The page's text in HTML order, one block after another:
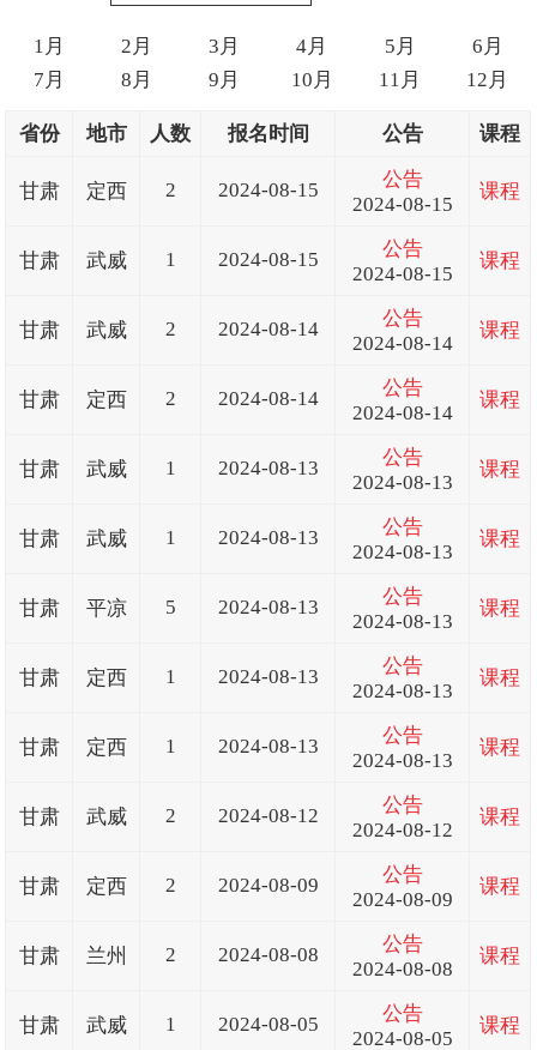
1月 2月 3月 4月 5月
6月
7月
8月 9月 10月 11月 12月
省份 地市 人数 报名时间 公告 课程
甘肃 定西 2 2024-08-15
公告
2024-08-15
课程
甘肃 武威 1 2024-08-15
公告
2024-08-15
课程
甘肃 武威 2 2024-08-14
公告
2024-08-14
课程
甘肃 定西 2 2024-08-14
公告
2024-08-14
课程
甘肃 武威 1 2024-08-13
公告
2024-08-13
课程
甘肃 武威 1 2024-08-13
公告
2024-08-13
课程
甘肃 平凉 5 2024-08-13
公告
2024-08-13
课程
甘肃 定西 1 2024-08-13
公告
2024-08-13
课程
甘肃 定西 1 2024-08-13
公告
2024-08-13
课程
甘肃 武威 2 2024-08-12
公告
2024-08-12
课程
甘肃 定西 2 2024-08-09
公告
2024-08-09
课程
甘肃 兰州 2 2024-08-08
公告
2024-08-08
课程
甘肃 武威 1 2024-08-05
公告
2024-08-05
课程